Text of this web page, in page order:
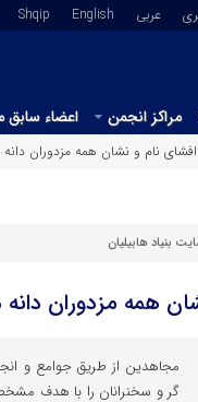
عربي English
Shqip
مراکز انجمن اعضاء
افشای نام و نشان همه مزدوران
بنیاد هابیلیان
همه مزدوران
مجاهدین از طریق جوامع و
گر و سخنرانان را با هدف